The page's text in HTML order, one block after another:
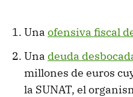
Una ofensiva fiscal
Una deuda
millones de euros
la SUNAT, el